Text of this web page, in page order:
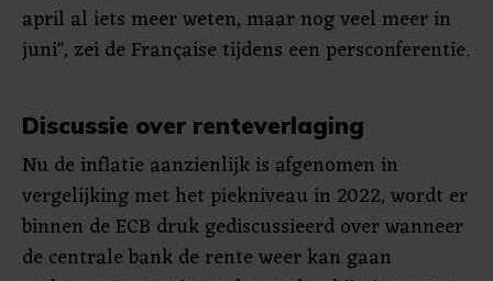
april al iets meer weten, maar nog veel meer in
juni", zei de Française tijdens een persconferentie.
Discussie over renteverlaging
Nu de inflatie aanzienlijk is afgenomen in
vergelijking met het piekniveau in 2022, wordt er
binnen de ECB druk gediscussieerd over wanneer
de centrale bank de rente weer kan gaan